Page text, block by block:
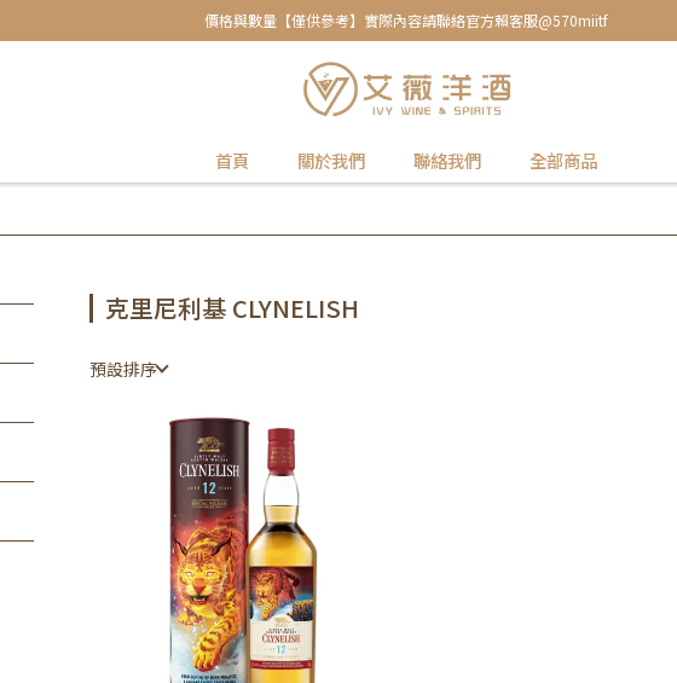
價格與數量【僅供參考】實際內容請聯絡官方賴客服@570miitf
首頁 關於我們 聯絡我們 全部商品
克里尼利基 CLYNELISH
預設排序